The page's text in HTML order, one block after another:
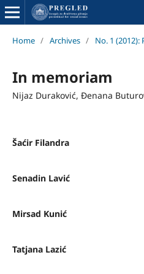
Home / Archives / No. 1 (2012):
In memoriam
Nijaz Duraković, Đenana
Šaćir Filandra
Senadin Lavić
Mirsad Kunić
Tatjana Lazić